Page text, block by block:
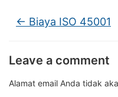
← Biaya ISO 45001
Leave a comment
Alamat email Anda tidak